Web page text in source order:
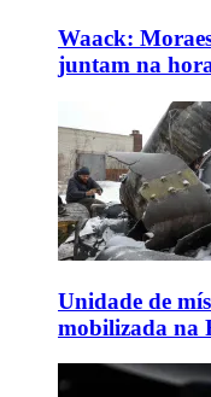
Waack:
juntam na
Unidade de
mobilizada na